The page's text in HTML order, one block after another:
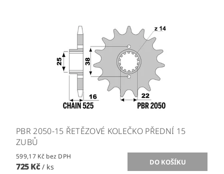
PBR 2050-15 ŘETĚZOVÉ KOLEČKO PŘEDNÍ 15
ZUBŮ
599,17 Kč bez DPH
725 Kč / ks